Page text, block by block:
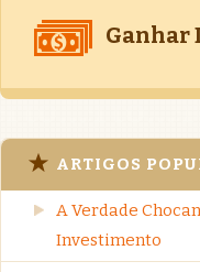
Ganhar
ARTIGOS
A Verdade
Investimento